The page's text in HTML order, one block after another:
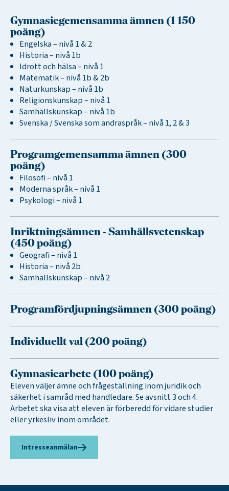
Gymnasiegemensamma ämnen (1 150
poäng)
Engelska – nivå 1 & 2
Historia – nivå 1b
Idrott och hälsa – nivå 1
Matematik – nivå 1b & 2b
Naturkunskap – nivå 1b
Religionskunskap – nivå 1
Samhällskunskap – nivå 1b
Svenska / Svenska som andraspråk – nivå 1, 2 & 3
Programgemensamma ämnen (300
poäng)
Filosofi – nivå 1
Moderna språk – nivå 1
Psykologi – nivå 1
Inriktningsämnen - Samhällsvetenskap
(450 poäng)
Geografi – nivå 1
Historia – nivå 2b
Samhällskunskap – nivå 2
Programfördjupningsämnen (300 poäng)
Individuellt val (200 poäng)
Gymnasiearbete (100 poäng)
Eleven väljer ämne och frågeställning inom juridik och
säkerhet i samråd med handledare. Se avsnitt 3 och 4.
Arbetet ska visa att eleven är förberedd för vidare studier
eller yrkesliv inom området.
Intresseanmälan